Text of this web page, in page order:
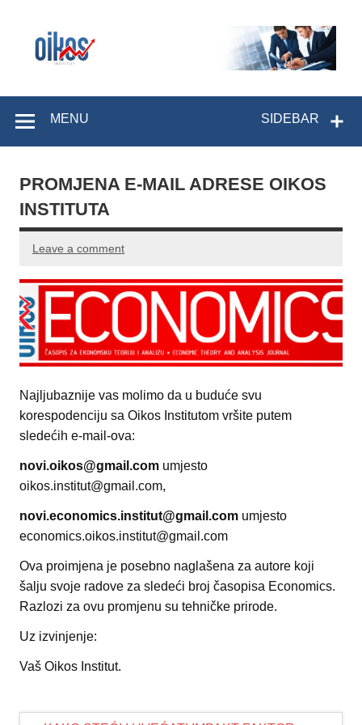
SIDEBAR
MENU
PROMJENA E-MAIL ADRESE OIKOS
INSTITUTA
Leave a comment
Najljubaznije vas molimo da u buduće svu
korespodenciju sa Oikos Institutom vršite putem
sledećih e-mail-ova:
novi.oikos@gmail.com umjesto
oikos.institut@gmail.com,
novi.economics.institut@gmail.com umjesto
economics.oikos.institut@gmail.com
Ova proimjena je posebno naglašena za autore koji
šalju svoje radove za sledeći broj časopisa Economics.
Razlozi za ovu promjenu su tehničke prirode.
Uz izvinjenje:
Vaš Oikos Institut.